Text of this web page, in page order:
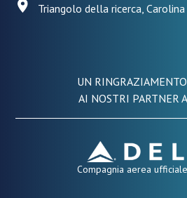
Triangolo della ricerca,
UN
AI NOSTRI PARTNER
Compagnia aerea